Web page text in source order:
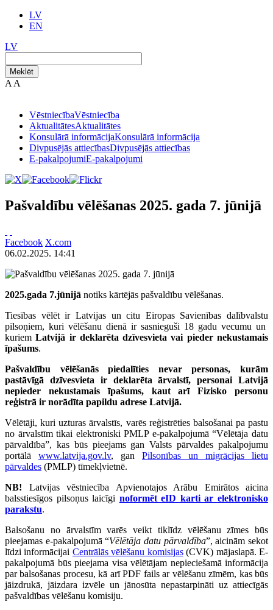
LV
EN
LV
Meklēt
A A
VēstniecībaVēstniecība
AktualitātesAktualitātes
Konsulārā informācijaKonsulārā informācija
Divpusējās attiecībasDivpusējās attiecības
E-pakalpojumiE-pakalpojumi
Pašvaldību vēlēšanas 2025. gada 7. jūnijā
Facebook X.com
06.02.2025. 14:41
2025.gada 7.jūnijā notiks kārtējās pašvaldību vēlēšanas.
Tiesības vēlēt ir Latvijas un citu Eiropas Savienības dalībvalstu
pilsoņiem, kuri vēlēšanu dienā ir sasnieguši 18 gadu vecumu un
kuriemLatvijā ir deklarēta dzīvesvieta vai pieder nekustamais
īpašums.
Pašvaldību vēlēšanās piedalīties nevar personas, kurām
pastāvīgā dzīvesvieta ir deklarēta ārvalstī, personai Latvijā
nepieder nekustamais īpašums, kaut arī Fizisko personu
reģistrā ir norādīta papildu adrese Latvijā.
Vēlētāji, kuri uzturas ārvalstīs, varēs reģistrēties balsošanai pa pastu
no ārvalstīm tikai elektroniski PMLP e-pakalpojumā “Vēlētāja datu
pārvaldība”, kas būs pieejams gan Valsts pārvaldes pakalpojumu
portālā www.latvija.gov.lv, gan Pilsonības un migrācijas lietu
pārvaldes (PMLP) tīmekļvietnē.
NB! Latvijas vēstniecība Apvienotajos Arābu Emirātos aicina
balsstiesīgos pilsoņus laicīgi noformēt eID karti ar elektronisko
parakstu.
Balsošanu no ārvalstīm varēs veikt tiklīdz vēlēšanu zīmes būs
pieejamas e-pakalpojumā “Vēlētāja datu pārvaldība”, aicinām sekot
līdzi informācijai Centrālās vēlēšanu komisijas(CVK) mājaslapā. E-
pakalpojumā būs pieejama visa vēlētājam nepieciešamā informācija
par balsošanas procesu, kā arī PDF fails ar vēlēšanu zīmēm, kas būs
jāizdrukā, jāizdara izvēle un jānosūta nepastarpināti uz attiecīgās
pašvaldības vēlēšanu komisiju.